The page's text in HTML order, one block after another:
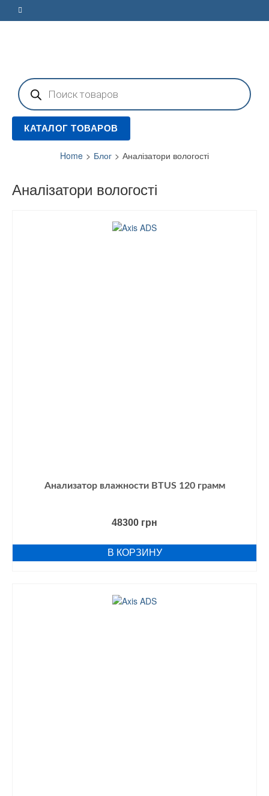
Поиск
товаров
КАТАЛОГ ТОВАРОВ
Home > Блог > Аналізатори вологості
Аналізатори вологості
Анализатор влажности BTUS 120 грамм
48300 грн
В КОРЗИНУ